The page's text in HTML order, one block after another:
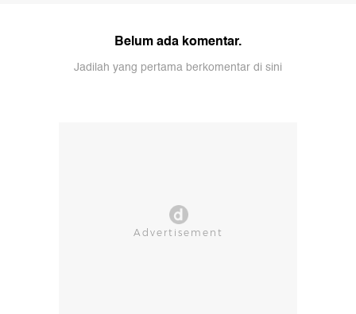
Belum ada komentar.
Jadilah yang pertama berkomentar di sini